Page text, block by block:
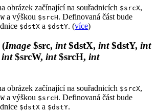
obrázek začínající na souřadnicích $srcX,
a výškou $srcH. Definovaná část bude
$dstX a $dstY. (více)
(Image $src, int$dstX, int$dstY, int
int$srcW, int$srcH, int
obrázek začínající na souřadnicích $srcX,
a výškou $srcH. Definovaná část bude
$dstX a $dstY.